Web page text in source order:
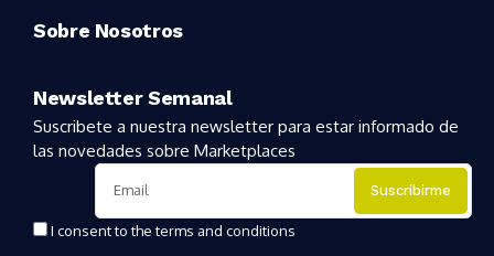
Sobre Nosotros
Newsletter Semanal
Suscribete a nuestra newsletter para estar informado de
las novedades sobre Marketplaces
I consent to the terms and conditions